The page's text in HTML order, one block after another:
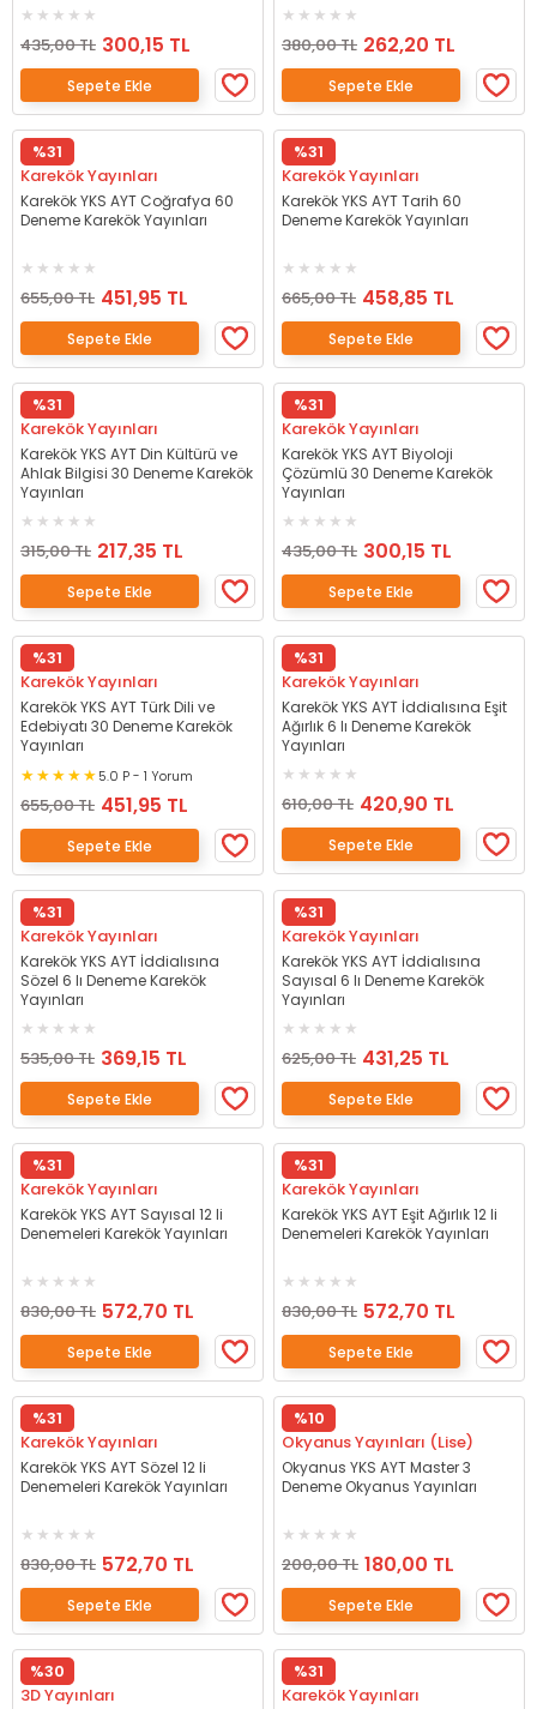
435,00 TL 300,15 TL
Sepete Ekle
380,00 TL 262,20 TL
Sepete Ekle
%31
Karekök Yayınları
Karekök YKS AYT Coğrafya 60
Deneme Karekök Yayınları
655,00 TL 451,95 TL
Sepete Ekle
%31
Karekök Yayınları
Karekök YKS AYT Tarih 60
Deneme Karekök Yayınları
665,00 TL 458,85 TL
Sepete Ekle
%31
Karekök Yayınları
Karekök YKS AYT Din Kültürü ve
Ahlak Bilgisi 30 Deneme Karekök
Yayınları
315,00 TL 217,35 TL
Sepete Ekle
%31
Karekök Yayınları
Karekök YKS AYT Biyoloji
Çözümlü 30 Deneme Karekök
Yayınları
435,00 TL 300,15 TL
Sepete Ekle
%31
Karekök Yayınları
Karekök YKS AYT Türk Dili ve
Edebiyatı 30 Deneme Karekök
Yayınları
5.0 P - 1 Yorum
655,00 TL 451,95 TL
Sepete Ekle
%31
Karekök Yayınları
Karekök YKS AYT İddialısına Eşit
Ağırlık 6 lı Deneme Karekök
Yayınları
610,00 TL 420,90 TL
Sepete Ekle
%31
Karekök Yayınları
Karekök YKS AYT İddialısına
Sözel 6 lı Deneme Karekök
Yayınları
535,00 TL 369,15 TL
Sepete Ekle
%31
Karekök Yayınları
Karekök YKS AYT İddialısına
Sayısal 6 lı Deneme Karekök
Yayınları
625,00 TL 431,25 TL
Sepete Ekle
%31
Karekök Yayınları
Karekök YKS AYT Sayısal 12 li
Denemeleri Karekök Yayınları
830,00 TL 572,70 TL
Sepete Ekle
%31
Karekök Yayınları
Karekök YKS AYT Eşit Ağırlık 12 li
Denemeleri Karekök Yayınları
830,00 TL 572,70 TL
Sepete Ekle
%31
Karekök Yayınları
Karekök YKS AYT Sözel 12 li
Denemeleri Karekök Yayınları
830,00 TL 572,70 TL
Sepete Ekle
%10
Okyanus Yayınları (Lise)
Okyanus YKS AYT Master 3
Deneme Okyanus Yayınları
200,00 TL 180,00 TL
Sepete Ekle
%30
3D Yayınları
%31
Karekök Yayınları